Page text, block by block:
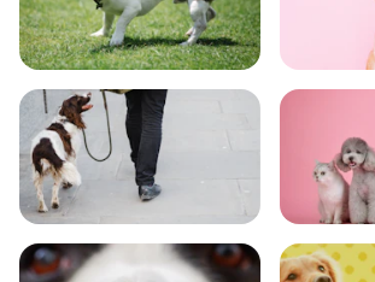
トレーニング グッズ
おでかけ 図鑑